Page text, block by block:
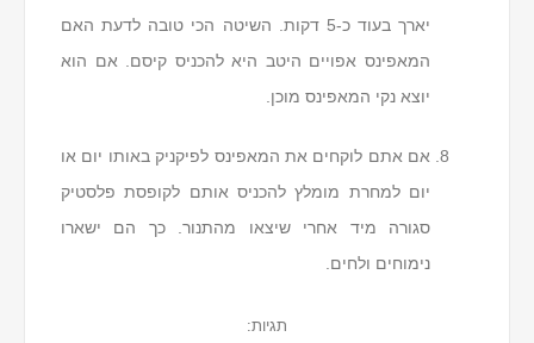
יארך בעוד כ-5 דקות. השיטה הכי טובה לדעת האם
המאפינס אפויים היטב היא להכניס קיסם. אם הוא
יוצא נקי המאפינס מוכן.
אם אתם לוקחים את המאפינס לפיקניק באותו יום או
יום למחרת מומלץ להכניס אותם לקופסת פלסטיק
סגורה מיד אחרי שיצאו מהתנור. כך הם ישארו
נימוחים ולחים.
תגיות: